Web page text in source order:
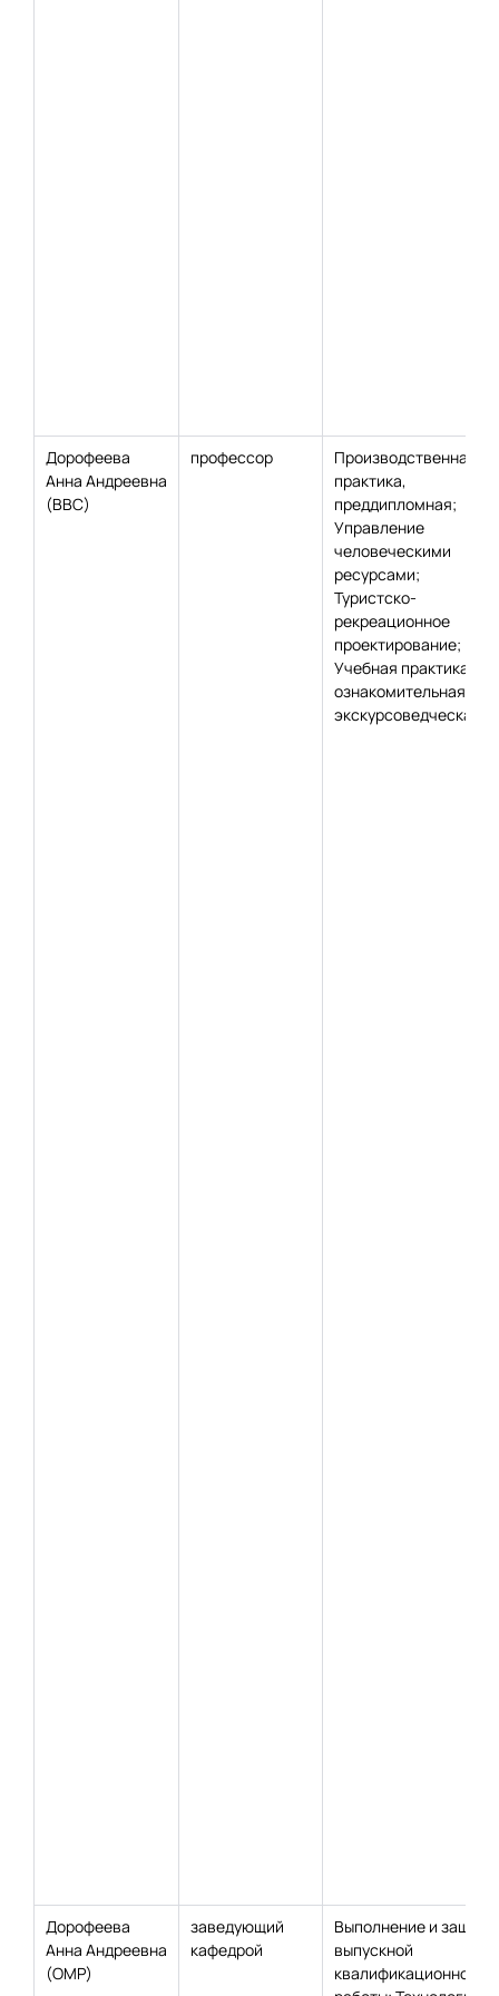
Дорофеева
Анна Андреевна
(ВВС)
профессор
Производственная
практика,
преддипломная;
Управление
человеческими
ресурсами;
Туристско-
рекреационное
проектирование;
Учебная практика,
ознакомительная,
экскурсоведческая
Дорофеева
Анна Андреевна
(ОМР)
заведующий
кафедрой
Выполнение и защита
выпускной
квалификационной